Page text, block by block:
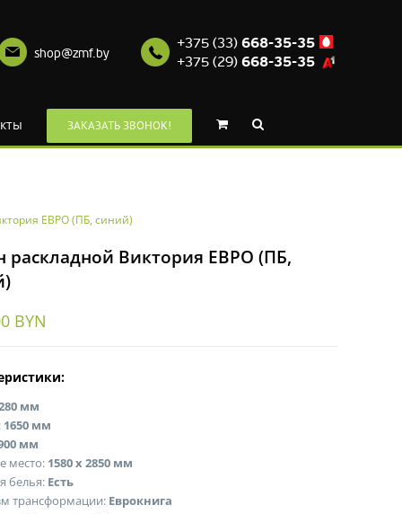
shop@zmf.by
+375 (33) 668-35-35
+375 (29) 668-35-35
ЗАКАЗАТЬ ЗВОНОК!
ЕВРО (ПБ, синий)
раскладной Виктория ЕВРО (ПБ,
BYN
мм
1650 мм
мм
место: 1580 х 2850 мм
белья: Есть
трансформации: Еврокнига